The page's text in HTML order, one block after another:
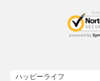
ハッピーライフ